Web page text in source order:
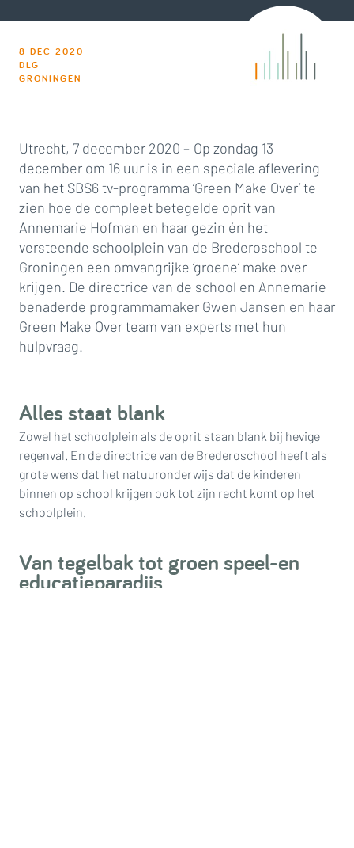
8 DEC 2020
DLG
GRONINGEN
Utrecht, 7 december 2020 – Op zondag 13
december om 16 uur is in een speciale aflevering
van het SBS6 tv-programma ‘Green Make Over’ te
zien hoe de compleet betegelde oprit van
Annemarie Hofman en haar gezin én het
versteende schoolplein van de Brederoschool te
Groningen een omvangrijke ‘groene’ make over
krijgen. De directrice van de school en Annemarie
benaderde programmamaker Gwen Jansen en haar
Green Make Over team van experts met hun
hulpvraag.
Alles staat blank
Zowel het schoolplein als de oprit staan blank bij hevige
regenval. En de directrice van de Brederoschool heeft als
grote wens dat het natuuronderwijs dat de kinderen
binnen op school krijgen ook tot zijn recht komt op het
schoolplein.
Van tegelbak tot groen speel-en
educatieparadijs